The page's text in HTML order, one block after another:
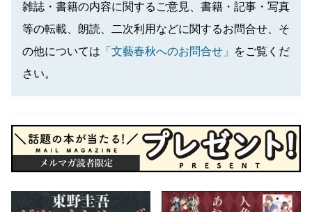
雑誌・書籍の内容に関するご意見、書籍・記事・写真
等の転載、朗読、二次利用などに関するお問合せ、そ
の他については 「文藝春秋へのお問合せ」
をご覧くだ
さい。